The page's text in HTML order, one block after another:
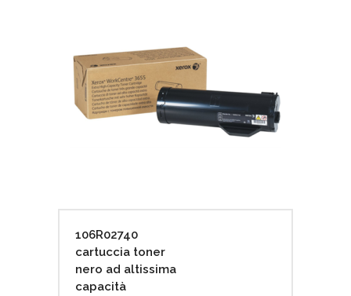
106R02740
cartuccia toner
nero ad altissima
capacità